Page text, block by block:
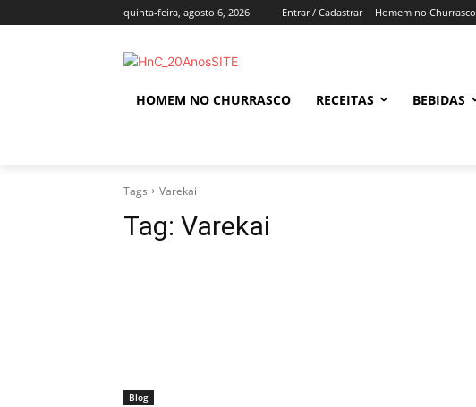
quinta-feira, agosto 6, 2026 Entrar / Cadastrar Homem no Churrasco
HOMEM NO CHURRASCO RECEITAS BEBIDAS
Tags Varekai
Tag: Varekai
Blog